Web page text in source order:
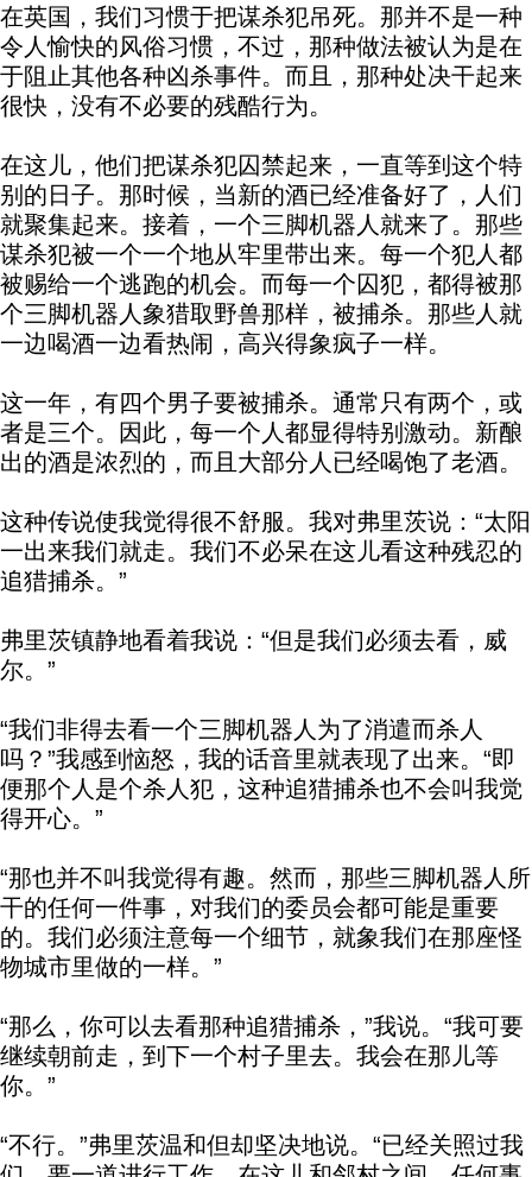
在英国，我们习惯于把谋杀犯吊死。那并不是一种
令人愉快的风俗习惯，不过，那种做法被认为是在
于阻止其他各种凶杀事件。而且，那种处决干起来
很快，没有不必要的残酷行为。
在这儿，他们把谋杀犯囚禁起来，一直等到这个特
别的日子。那时候，当新的酒已经准备好了，人们
就聚集起来。接着，一个三脚机器人就来了。那些
谋杀犯被一个一个地从牢里带出来。每一个犯人都
被赐给一个逃跑的机会。而每一个囚犯，都得被那
个三脚机器人象猎取野兽那样，被捕杀。那些人就
一边喝酒一边看热闹，高兴得象疯子一样。
这一年，有四个男子要被捕杀。通常只有两个，或
者是三个。因此，每一个人都显得特别激动。新酿
出的酒是浓烈的，而且大部分人已经喝饱了老酒。
这种传说使我觉得很不舒服。我对弗里茨说：“太阳
一出来我们就走。我们不必呆在这儿看这种残忍的
追猎捕杀。”
弗里茨镇静地看着我说：“但是我们必须去看，威
尔。”
“我们非得去看一个三脚机器人为了消遣而杀人
吗？”我感到恼怒，我的话音里就表现了出来。“即
便那个人是个杀人犯，这种追猎捕杀也不会叫我觉
得开心。”
“那也并不叫我觉得有趣。然而，那些三脚机器人所
干的任何一件事，对我们的委员会都可能是重要
的。我们必须注意每一个细节，就象我们在那座怪
物城市里做的一样。”
“那么，你可以去看那种追猎捕杀，”我说。“我可要
继续朝前走，到下一个村子里去。我会在那儿等
你。”
“不行。”弗里茨温和但却坚决地说。“已经关照过我